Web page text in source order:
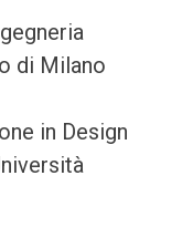
di Milano
in Design